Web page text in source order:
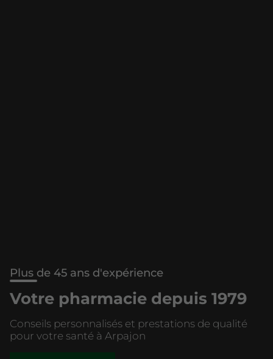
Plus de 45 ans d'expérience
Votre pharmacie depuis 1979
Conseils personnalisés et prestations de qualité
pour votre santé à Arpajon